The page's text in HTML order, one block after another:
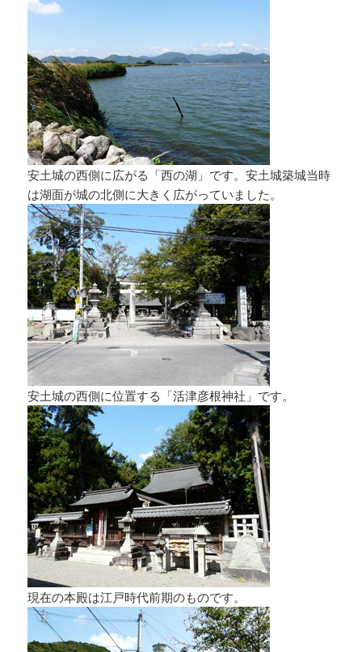
安土城の西側に広がる「西の湖」です。安土城築城当時
は湖面が城の北側に大きく広がっていました。
安土城の西側に位置する「活津彦根神社」です。
現在の本殿は江戸時代前期のものです。